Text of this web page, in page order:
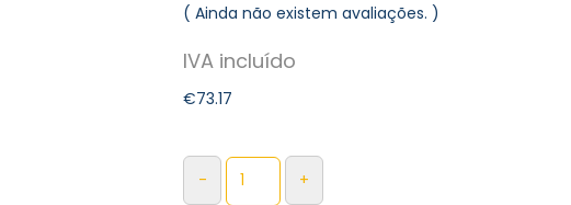
0 out of 5
( Ainda não existem avaliações. )
€73.17
- +